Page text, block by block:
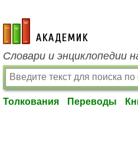
academic.ru
Словари и энциклопедии
Толкования Переводы